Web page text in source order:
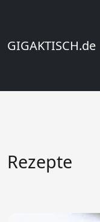
GIGAKTISCH.de
Rezepte